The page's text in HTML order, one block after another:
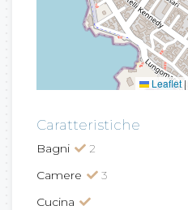
Leaflet |
Caratteristiche
Bagni
2
Camere
3
Cucina